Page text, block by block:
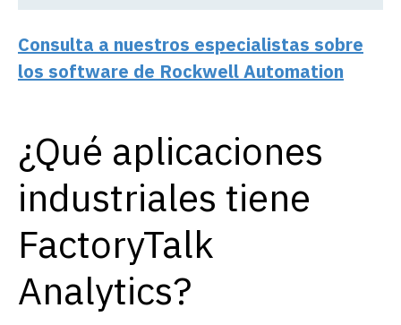
Consulta a nuestros especialistas sobre
los software de Rockwell Automation
¿Qué aplicaciones
industriales tiene
FactoryTalk
Analytics?